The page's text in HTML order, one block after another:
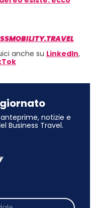
anche su LinkedIn,
notizie e
Business Travel.